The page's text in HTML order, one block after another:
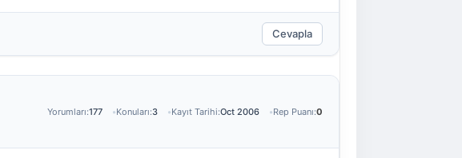
Cevapla
Yorumları:177 Konuları:3 Kayıt Tarihi:Oct 2006 Rep Puanı:0